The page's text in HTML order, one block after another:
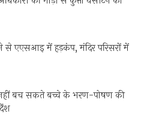
से एएसआइ में हड़कंप, मंदिर परिसरों में
नहीं बच सकते बच्चे के भरण-पोषण की